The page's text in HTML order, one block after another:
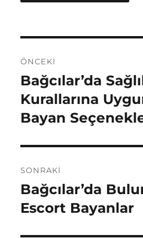
gezinmesi
ÖNCEKI
Önceki
yazı:
Bağcılar’da
Kurallarına
Bayan
SONRAKI
Sonraki
yazı:
Bağcılar’da
Escort Bayanlar